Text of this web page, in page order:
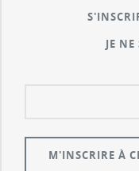
JE